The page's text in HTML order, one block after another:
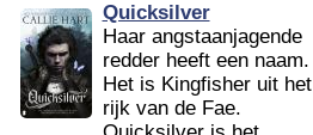
Quicksilver
Haar angstaanjagende
redder heeft een naam.
Het is Kingfisher uit het
rijk van de Fae.